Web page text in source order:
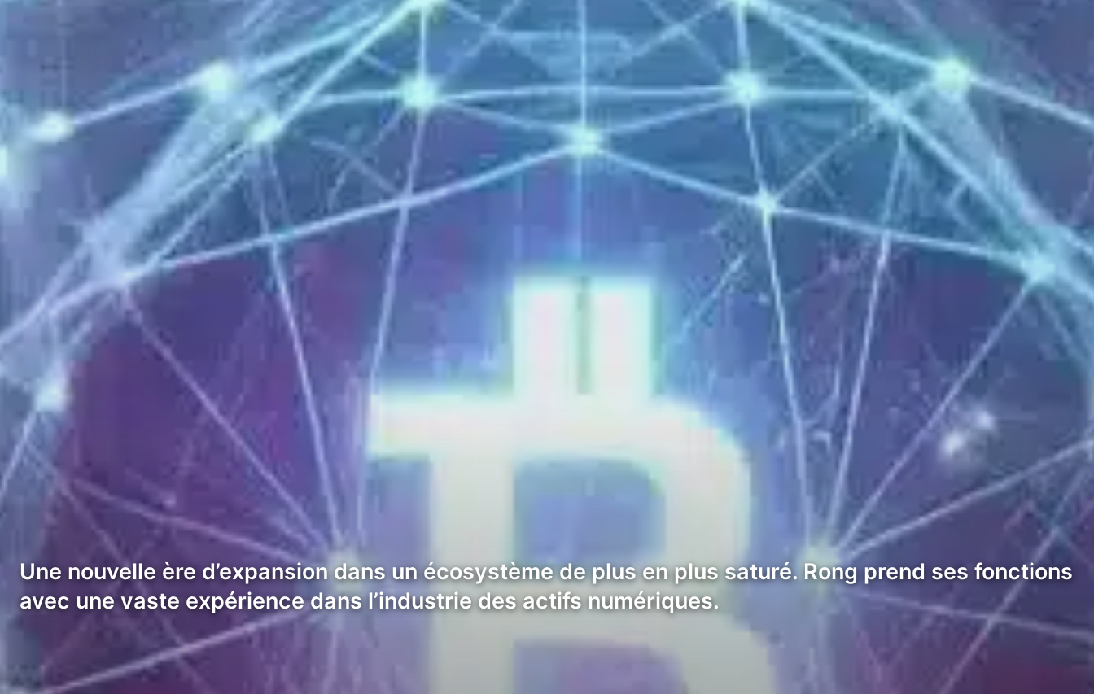
Une nouvelle ère d’expansion dans un écosystème de plus en plus saturé. Rong prend ses fonctions
avec une vaste expérience dans l’industrie des actifs numériques.